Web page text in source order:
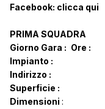
Facebook: clicca qui
PRIMA SQUADRA
Giorno Gara : Ore :
Impianto :
Indirizzo :
Superficie :
Dimensioni :